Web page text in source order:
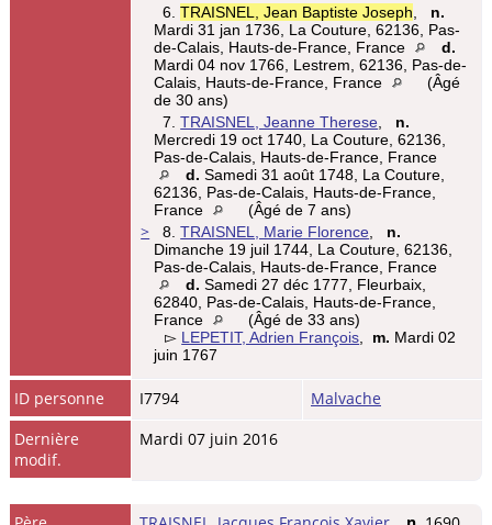
6.TRAISNEL, Jean Baptiste Joseph
n.
Mardi 31 jan 1736, La Couture, 62136, Pas-
de-Calais, Hauts-de-France, France
d.
Mardi 04 nov 1766, Lestrem, 62136, Pas-de-
Calais, Hauts-de-France, France
(Âgé
de 30 ans)
7.TRAISNEL, Jeanne Therese
n.
Mercredi 19 oct 1740, La Couture, 62136,
Pas-de-Calais, Hauts-de-France, France
d. Samedi 31 août 1748, La Couture,
62136, Pas-de-Calais, Hauts-de-France,
France
(Âgé de 7 ans)
> 8.TRAISNEL, Marie Florence
n.
Dimanche 19 juil 1744, La Couture, 62136,
Pas-de-Calais, Hauts-de-France, France
d. Samedi 27 déc 1777, Fleurbaix,
62840, Pas-de-Calais, Hauts-de-France,
France
(Âgé de 33 ans)
▻ LEPETIT, Adrien François m. Mardi 02
juin 1767
ID personne I7794
Malvache
Dernière
modif.
Mardi 07 juin 2016